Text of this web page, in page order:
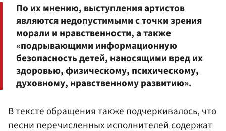
По их мнению, выступления артистов
являются недопустимыми с точки зрения
морали и нравственности, а также
«подрывающими информационную
безопасность детей, наносящими вред их
здоровью, физическому, психическому,
духовному, нравственному развитию».
В тексте обращения также подчеркивалось, что
песни перечисленных исполнителей содержат